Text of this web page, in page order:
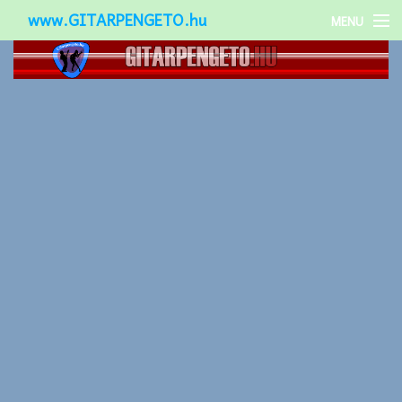
www.GITARPENGETO.hu MENU
Népszerű-